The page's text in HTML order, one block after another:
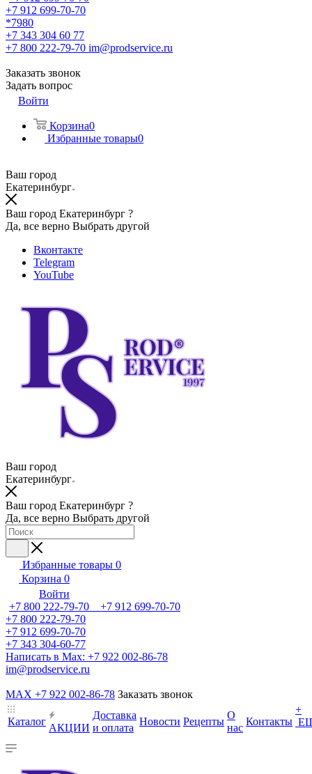
+7 912 699-70-70
*7980
+7 343 304 60 77
+7 800 222-79-70 im@prodservice.ru
Заказать звонок
Задать вопрос
Войти
Корзина0
Избранные товары0
Ваш город
Екатеринбург
Ваш город Екатеринбург ?
Да, все верно Выбрать другой
Вконтакте
Telegram
YouTube
Ваш город
Екатеринбург
Ваш город Екатеринбург ?
Да, все верно Выбрать другой
Избранные товары 0
Корзина 0
Войти
+7 800 222-79-70 +7 912 699-70-70
+7 800 222-79-70
+7 912 699-70-70
+7 343 304-60-77
Написать в Max: +7 922 002-86-78
im@prodservice.ru
MAX +7 922 002-86-78 Заказать звонок
Каталог
АКЦИИ
Доставка
и оплата
Новости Рецепты
О
нас
Контакты
+